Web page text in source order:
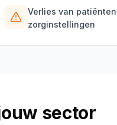
Verlies van
zorginstellingen
sector